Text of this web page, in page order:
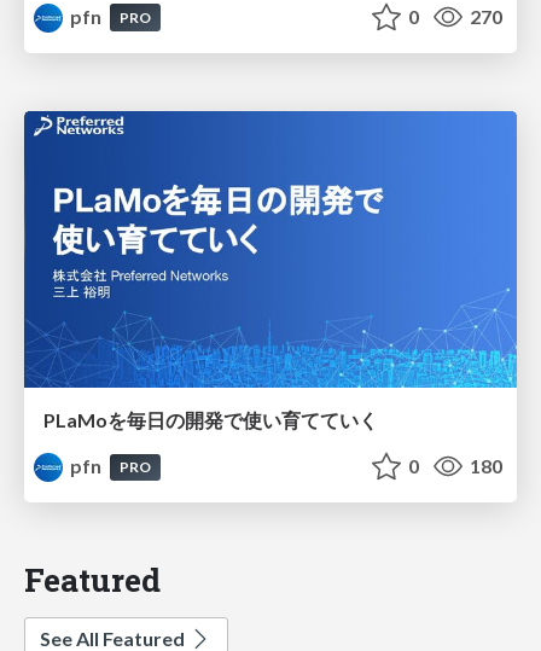
pfn
PRO 0 270
PLaMoを毎日の開発で使い育てていく
pfn
PRO 0 180
Featured
See All Featured